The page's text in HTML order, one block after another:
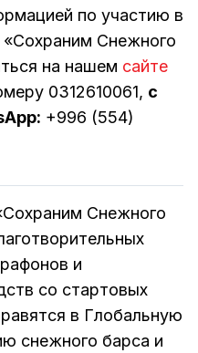
по участию в
Снежного
на нашем сайте
0312610061, с
+996 (554)
Снежного
и
со стартовых
в Глобальную
снежного барса и